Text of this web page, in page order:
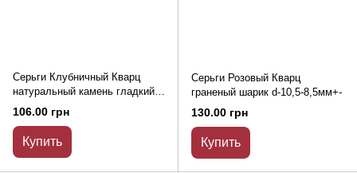
Серьги Клубничный Кварц
натуральный камень гладкий
шарик d-12,5мм+- L-35мм+-
106.00 грн
Купить
Серьги Розовый Кварц
граненый шарик d-10,5-8,5мм+-
130.00 грн
Купить